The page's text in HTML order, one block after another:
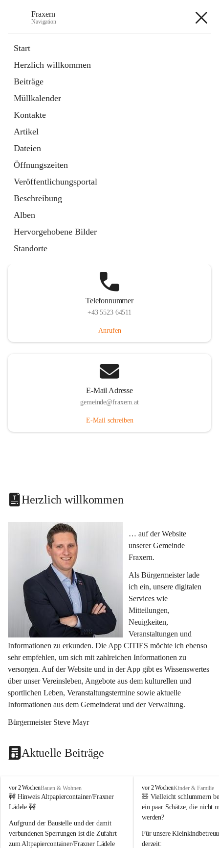
Fraxern
Navigation
Start
Herzlich willkommen
Beiträge
Müllkalender
Kontakte
Artikel
Dateien
Öffnungszeiten
Veröffentlichungsportal
Beschreibung
Alben
Hervorgehobene Bilder
Standorte
Ordner
in
Tab
Formulare
Artikel
öffnet
in
neuem
Tab
Telefonnummer
+43 5523 64511
Anrufen
E-Mail Adresse
gemeinde@fraxern.at
E-Mail schreiben
Herzlich willkommen
… auf der Website
unserer Gemeinde
Fraxern.
Als Bürgermeister lade
ich ein, unsere digitalen
Services wie
Mitteilungen,
Neuigkeiten,
Veranstaltungen und
Informationen zu erkunden. Die App CITIES möchte ich ebenso
sehr empfehlen, um sich mit zahlreichen Informationen zu
versorgen. Auf der Website und in der App gibt es Wissenswertes
über unser Vereinsleben, Angebote aus dem kulturellen und
sportlichen Leben, Veranstaltungstermine sowie aktuelle
Informationen aus dem Gemeinderat und der Verwaltung.
Bürgermeister Steve Mayr
Aktuelle Beiträge
F
r
a
e
r
n
vor 2 WochenBauen & Wohnen
🚧 Hinweis Altpapiercontainer/Fraxner
Lädele 🚧
Aufgrund der Baustelle und der damit
verbundenen Sperrungen ist die Zufahrt
zum Altpapiercontainer/Fraxner Lädele
F
r
a
x
r
n
vor 2 WochenKinder & Familie
🧸 Vielleicht schlummern
ein paar Schätze, die nicht
werden?
Für unsere
derzeit: